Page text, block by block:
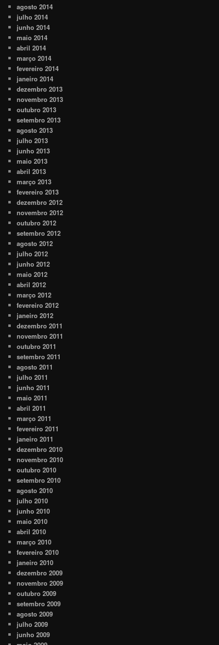
agosto 2014
julho 2014
junho 2014
maio 2014
abril 2014
março 2014
fevereiro 2014
janeiro 2014
dezembro 2013
novembro 2013
outubro 2013
setembro 2013
agosto 2013
julho 2013
junho 2013
maio 2013
abril 2013
março 2013
fevereiro 2013
dezembro 2012
novembro 2012
outubro 2012
setembro 2012
agosto 2012
julho 2012
junho 2012
maio 2012
abril 2012
março 2012
fevereiro 2012
janeiro 2012
dezembro 2011
novembro 2011
outubro 2011
setembro 2011
agosto 2011
julho 2011
junho 2011
maio 2011
abril 2011
março 2011
fevereiro 2011
janeiro 2011
dezembro 2010
novembro 2010
outubro 2010
setembro 2010
agosto 2010
julho 2010
junho 2010
maio 2010
abril 2010
março 2010
fevereiro 2010
janeiro 2010
dezembro 2009
novembro 2009
outubro 2009
setembro 2009
agosto 2009
julho 2009
junho 2009